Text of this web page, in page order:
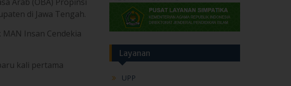
kali pertama
Ungkap Dhio.
Sim).
UPP
Layanan Legalisir
Layanan Surat Keterangan
Layanan Surat Permohonan
Layanan Form Pengadaan